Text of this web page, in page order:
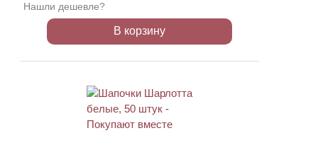
Нашли дешевле?
В корзину